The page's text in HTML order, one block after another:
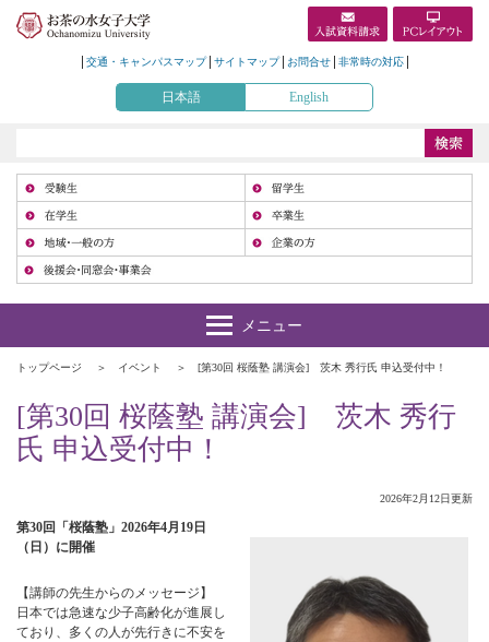
交通・キャンパスマップ サイトマップ お問合せ 非常時の対応
日本語 English
トップページ イベント [第30回 桜蔭塾 講演会] 茨木 秀行氏 申込受付中！
[第30回 桜蔭塾 講演会] 茨木 秀行
氏 申込受付中！
2026年2月12日更新
第30回「桜蔭塾」2026年4月19日
（日）に開催
【講師の先生からのメッセージ】
日本では急速な少子高齢化が進展し
ており、多くの人が先行きに不安を